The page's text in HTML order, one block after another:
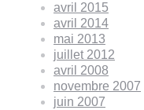
avril 2015
avril 2014
mai 2013
juillet 2012
avril 2008
novembre 2007
juin 2007